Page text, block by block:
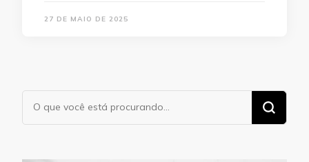
27 DE MAIO DE 2025
Procurando
algo?